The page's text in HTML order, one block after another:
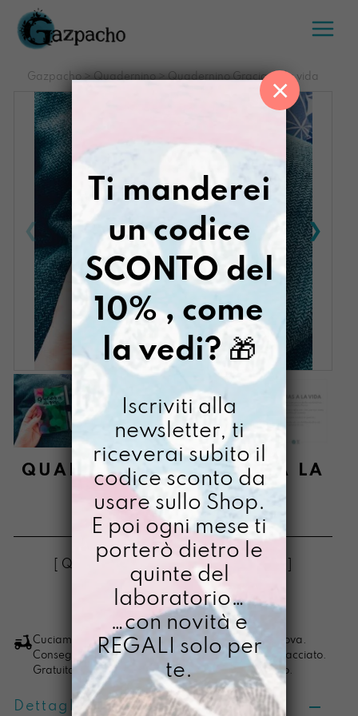
Salta
contenuto
Gazpacho > Quadernino > Quadernino Gracias a la vida
QUADERNINO GRACIAS A LA
VIDA
€24,00
[ Quadernino Quadernino: 9,5 X 15 cm ]
Quadernino
Gracias
a
la
vida
LO VOGLIO
Cuciamo ogni ordine nel nostro laboratorio di Padova.
Consegna in 4/5 giorni lavorativi, pacco sempre tracciato.
Gratuita per ordini di importo superiore ai 100 euro.
Dettagli prodotto
Ti manderei
un codice
SCONTO del
10% , come
la vedi? 🎁
Iscriviti alla
newsletter, ti
riceverai subito il
codice sconto da
usare sullo Shop.
E poi ogni mese ti
porterò dietro le
quinte del
laboratorio…
…con novità e
REGALI solo per
te.
×